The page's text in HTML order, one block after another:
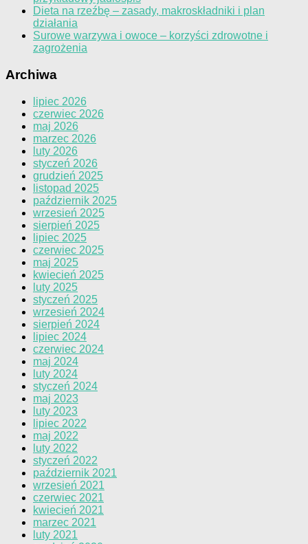
Dieta na rzeźbę – zasady, makroskładniki i plan
działania
Surowe warzywa i owoce – korzyści zdrowotne i
zagrożenia
Archiwa
lipiec 2026
czerwiec 2026
maj 2026
marzec 2026
luty 2026
styczeń 2026
grudzień 2025
listopad 2025
październik 2025
wrzesień 2025
sierpień 2025
lipiec 2025
czerwiec 2025
maj 2025
kwiecień 2025
luty 2025
styczeń 2025
wrzesień 2024
sierpień 2024
lipiec 2024
czerwiec 2024
maj 2024
luty 2024
styczeń 2024
maj 2023
luty 2023
lipiec 2022
maj 2022
luty 2022
styczeń 2022
październik 2021
wrzesień 2021
czerwiec 2021
kwiecień 2021
marzec 2021
luty 2021